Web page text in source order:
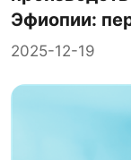
Эфиопии:
2025-12-19